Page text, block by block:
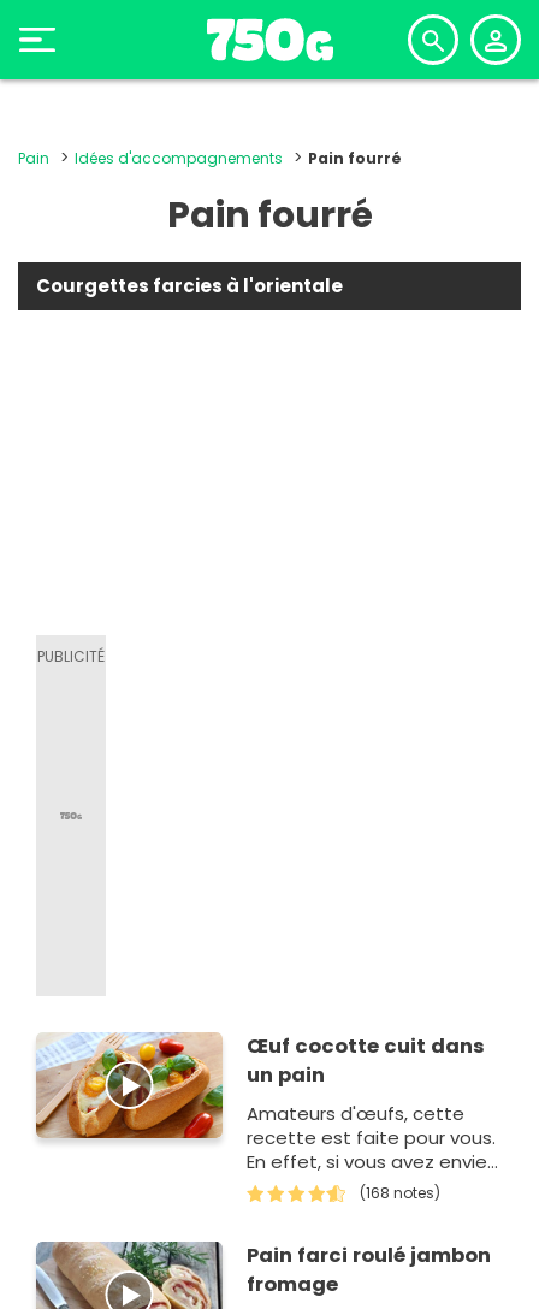
Pain Idées d'accompagnements Pain fourré
Pain fourré
Courgettes farcies à l'orientale
Œuf cocotte cuit dans
un pain
Amateurs d'œufs, cette
recette est faite pour vous.
En effet, si vous avez envie
de changer de la cuisson
des œufs cocotte, vous
(168 notes)
Pain farci roulé jambon
fromage